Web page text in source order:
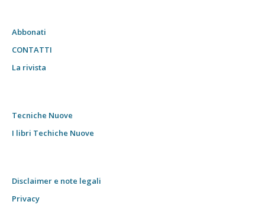
Abbonati
CONTATTI
La rivista
Tecniche Nuove
I libri Techiche Nuove
Disclaimer e note legali
Privacy